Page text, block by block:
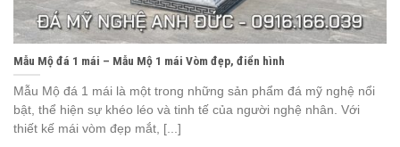
Mẫu Mộ đá 1 mái – Mẫu Mộ 1 mái Vòm đẹp, điển hình
Mẫu Mộ đá 1 mái là một trong những sản phẩm đá mỹ nghệ nổi
bật, thể hiện sự khéo léo và tinh tế của người nghệ nhân. Với
thiết kế mái vòm đẹp mắt, [...]